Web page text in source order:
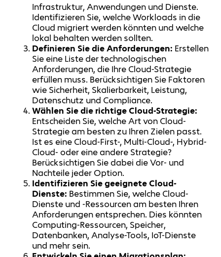
Infrastruktur, Anwendungen und Dienste.
Identifizieren Sie, welche Workloads in die
Cloud migriert werden könnten und welche
lokal behalten werden sollten.
Definieren Sie die Anforderungen: Erstellen
Sie eine Liste der technologischen
Anforderungen, die Ihre Cloud-Strategie
erfüllen muss. Berücksichtigen Sie Faktoren
wie Sicherheit, Skalierbarkeit, Leistung,
Datenschutz und Compliance.
Wählen Sie die richtige Cloud-Strategie:
Entscheiden Sie, welche Art von Cloud-
Strategie am besten zu Ihren Zielen passt.
Ist es eine Cloud-First-, Multi-Cloud-, Hybrid-
Cloud- oder eine andere Strategie?
Berücksichtigen Sie dabei die Vor- und
Nachteile jeder Option.
Identifizieren Sie geeignete Cloud-
Dienste: Bestimmen Sie, welche Cloud-
Dienste und -Ressourcen am besten Ihren
Anforderungen entsprechen. Dies könnten
Computing-Ressourcen, Speicher,
Datenbanken, Analyse-Tools, IoT-Dienste
und mehr sein.